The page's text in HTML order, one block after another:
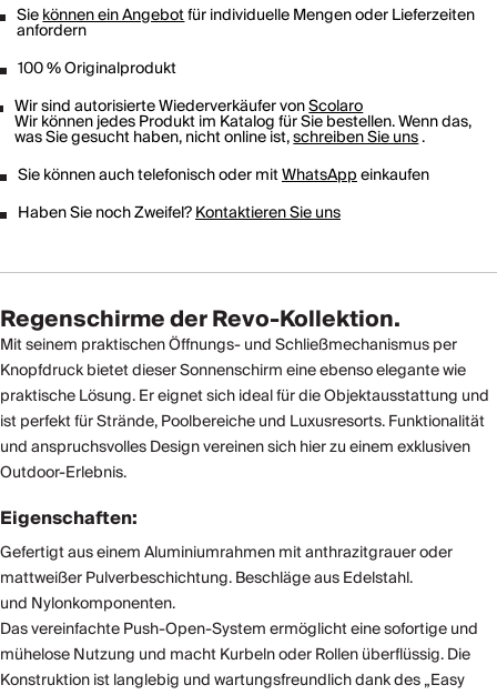
Siekönnen ein Angebotfür individuelle Mengen oder Lieferzeiten
anfordern
100 % Originalprodukt
Wir sind autorisierte Wiederverkäufer vonScolaro
Wir können jedes Produkt im Katalog für Sie bestellen. Wenn das,
was Sie gesucht haben, nicht online ist,schreiben Sie uns.
Sie können auch telefonisch oder mitWhatsAppeinkaufen
Haben Sie noch Zweifel?Kontaktieren Sie uns
Regenschirme der Revo-Kollektion.
Mit seinem praktischen Öffnungs- und Schließmechanismus per
Knopfdruck bietet dieser Sonnenschirm eine ebenso elegante wie
praktische Lösung. Er eignet sich ideal für die Objektausstattung und
ist perfekt für Strände, Poolbereiche und Luxusresorts. Funktionalität
und anspruchsvolles Design vereinen sich hier zu einem exklusiven
Outdoor-Erlebnis.
Eigenschaften:
Gefertigt aus einem Aluminiumrahmen mit anthrazitgrauer oder
mattweißer Pulverbeschichtung. Beschläge aus Edelstahl.
und Nylonkomponenten.
Das vereinfachte Push-Open-System ermöglicht eine sofortige und
mühelose Nutzung und macht Kurbeln oder Rollen überflüssig. Die
Konstruktion ist langlebig und wartungsfreundlich dank des „Easy